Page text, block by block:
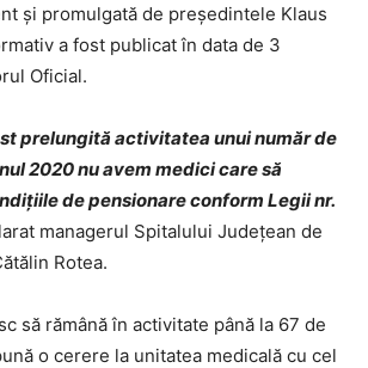
și promulgată de preşedintele Klaus
a fost publicat în data de 3
Oficial.
prelungită activitatea unui număr de
2020 nu avem medici care să
de pensionare conform Legii nr.
managerul Spitalului Județean de
Rotea.
să rămână în activitate până la 67 de
o cerere la unitatea medicală cu cel